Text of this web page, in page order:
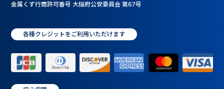
金属くず行商許可番号 大阪府公安委員会 第67号
各種クレジットをご利用いただけます